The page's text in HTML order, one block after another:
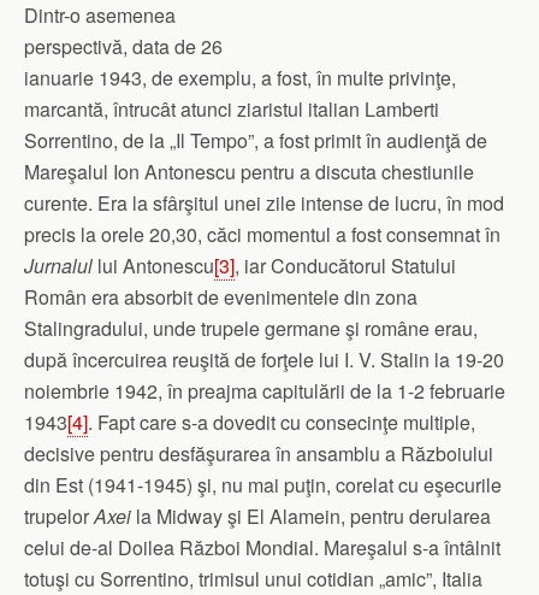
Dintr-o asemenea
perspectivă, data de 26
ianuarie 1943, de exemplu, a fost, în multe privinţe,
marcantă, întrucât atunci ziaristul italian Lamberti
Sorrentino, de la „Il Tempo”, a fost primit în audienţă de
Mareşalul Ion Antonescu pentru a discuta chestiunile
curente. Era la sfârşitul unei zile intense de lucru, în mod
precis la orele 20,30, căci momentul a fost consemnat în
Jurnalul lui Antonescu[3], iar Conducătorul Statului
Român era absorbit de evenimentele din zona
Stalingradului, unde trupele germane şi române erau,
după încercuirea reuşită de forţele lui I. V. Stalin la 19-20
noiembrie 1942, în preajma capitulării de la 1-2 februarie
1943[4]. Fapt care s-a dovedit cu consecinţe multiple,
decisive pentru desfăşurarea în ansamblu a Războiului
din Est (1941-1945) şi, nu mai puţin, corelat cu eşecurile
trupelorAxei la Midway şi El Alamein, pentru derularea
celui de-al Doilea Război Mondial. Mareşalul s-a întâlnit
totuşi cu Sorrentino, trimisul unui cotidian „amic”, Italia